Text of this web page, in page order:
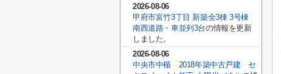
2026-08-06
甲府市富竹3丁目 新築全3棟 3号棟
南西道路・車並列3台の情報を更新
しました。
2026-08-06
中央市中楯 2018年築中古戸建 セ